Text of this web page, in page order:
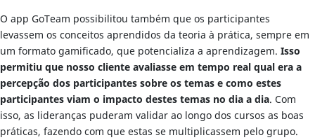
O app GoTeam possibilitou também que os participantes
levassem os conceitos aprendidos da teoria à prática, sempre em
um formato gamificado, que potencializa a aprendizagem. Isso
permitiu que nosso cliente avaliasse em tempo real qual era a
percepção dos participantes sobre os temas e como estes
participantes viam o impacto destes temas no dia a dia. Com
isso, as lideranças puderam validar ao longo dos cursos as boas
práticas, fazendo com que estas se multiplicassem pelo grupo.